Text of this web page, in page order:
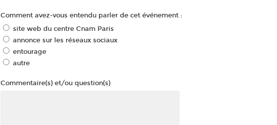
Comment avez-vous entendu parler de cet événement :
site web du centre Cnam Paris
annonce sur les réseaux sociaux
entourage
autre
Commentaire(s) et/ou question(s)